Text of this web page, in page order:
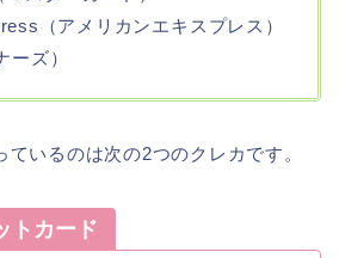
（アメリカンエキスプレス）
ズ）
いるのは次の2つのクレカです。
トカード